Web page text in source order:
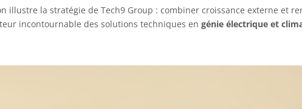
illustre la stratégie de Tech9 Group : combiner croissance externe et
incontournable des solutions techniques en génie électrique et